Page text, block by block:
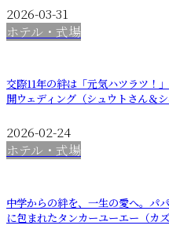
2026-03-31
ホテル・式場
交際11年の絆は「元気ハツラツ！
開ウェディング（シュウトさん＆シ
2026-02-24
ホテル・式場
中学からの絆を、一生の愛へ。パ
に包まれたタンカーユーエー（カ